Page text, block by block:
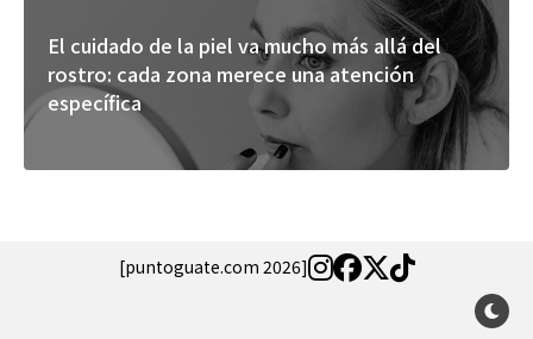
El cuidado de la piel va mucho más allá del
rostro: cada zona merece una atención
específica
[puntoguate.com 2026]